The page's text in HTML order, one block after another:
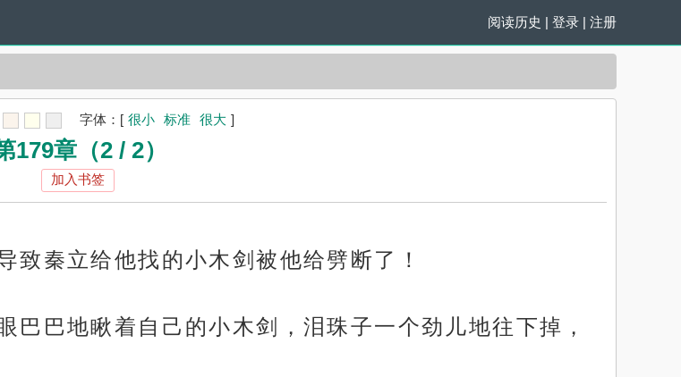
阅读历史 | 登录 | 注册
字体： [ 很小 标准 很大 ]
179章（2 / 2）
加入书签
致秦立给他找的小木剑被他给劈断了！
巴巴地瞅着自己的小木剑，泪珠子一个劲儿地往下掉，